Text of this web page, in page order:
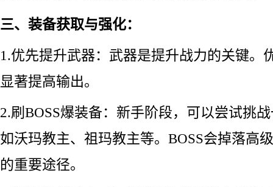
三、装备获取与强化：
1.优先提升武器：武器是提升战力的关键。
显著提高输出。
2.刷BOSS爆装备：新手阶段，可以尝试挑
如沃玛教主、祖玛教主等。BOSS会掉落高
的重要途径。